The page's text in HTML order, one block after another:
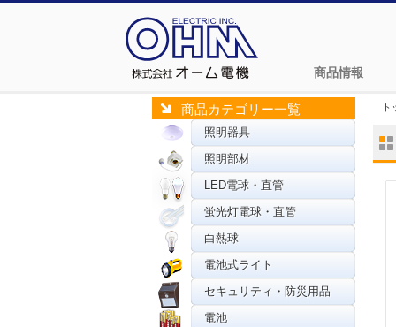
商品情報
商品カテゴリー一覧
照明器具
照明部材
LED電球・直管
蛍光灯電球・直管
白熱球
電池式ライト
セキュリティ・防災用品
電池
ト